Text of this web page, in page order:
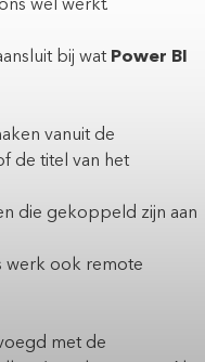
bij wat Power BI
vanuit de
de titel van het
die gekoppeld zijn aan
werk ook remote
met de